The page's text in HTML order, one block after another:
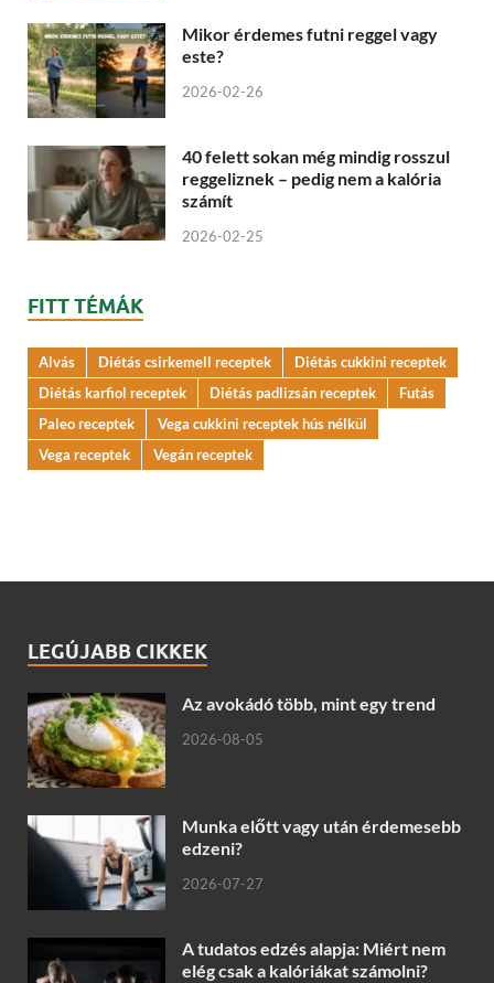
Mikor érdemes futni reggel vagy
este?
2026-02-26
40 felett sokan még mindig rosszul
reggeliznek – pedig nem a kalória
számít
2026-02-25
FITT TÉMÁK
Alvás Diétás csirkemell receptek
Diétás cukkini receptek
Diétás karfiol receptek
Diétás padlizsán receptek
Futás
Paleo receptek
Vega cukkini receptek hús nélkül
Vega receptek
Vegán receptek
LEGÚJABB CIKKEK
Az avokádó több, mint egy trend
2026-08-05
Munka előtt vagy után érdemesebb
edzeni?
2026-07-27
A tudatos edzés alapja: Miért nem
elég csak a kalóriákat számolni?